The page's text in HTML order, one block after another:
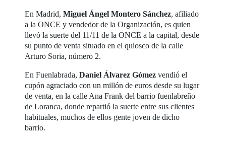
En Madrid,Miguel Ángel Montero Sánchez, afiliado
a la ONCE y vendedor de la Organización, es quien
llevó la suerte del 11/11 de la ONCE a la capital, desde
su punto de venta situado en el quiosco de la calle
Arturo Soria, número 2.
En Fuenlabrada,Daniel Álvarez Gómez vendió el
cupón agraciado con un millón de euros desde su lugar
de venta, en la calle Ana Frank del barrio fuenlabreño
de Loranca, donde repartió la suerte entre sus clientes
habituales, muchos de ellos gente joven de dicho
barrio.